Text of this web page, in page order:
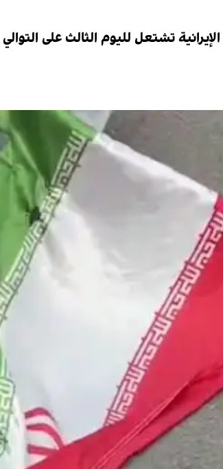
تشتعل لليوم الثالث على التوالي